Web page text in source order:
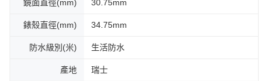
鏡面直徑(mm) 30.75mm
錶殼直徑(mm) 34.75mm
防水級別(米) 生活防水
產地 瑞士